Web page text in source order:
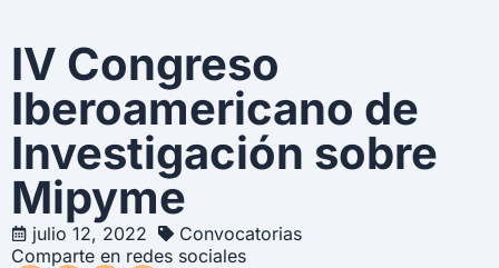
IV Congreso
Iberoamericano de
Investigación sobre
Mipyme
julio 12, 2022
Convocatorias
Comparte en redes sociales